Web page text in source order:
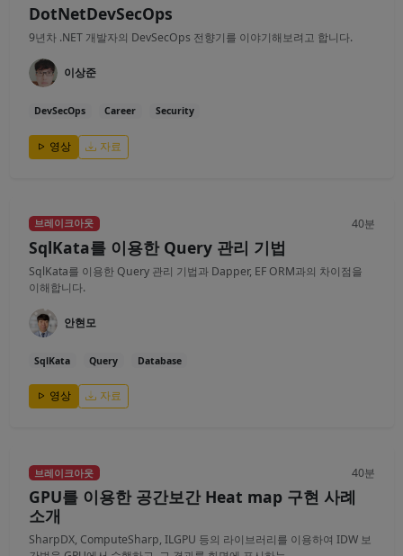
DotNetDevSecOps
9년차 .NET 개발자의 DevSecOps 전향기를 이야기해보려고 합니다.
이상준
DevSecOps Career Security
영상 자료
브레이크아웃 40분
SqlKata를 이용한 Query 관리 기법
SqlKata를 이용한 Query 관리 기법과 Dapper, EF ORM과의 차이점을
이해합니다.
안현모
SqlKata Query Database
영상 자료
브레이크아웃 40분
GPU를 이용한 공간보간 Heat map 구현 사례
소개
SharpDX, ComputeSharp, ILGPU 등의 라이브러리를 이용하여 IDW 보